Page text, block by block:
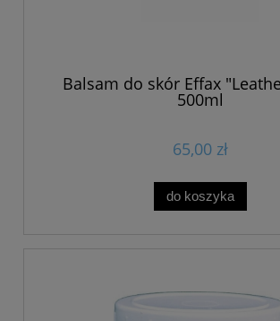
Balsam do skór Effax
500ml
65,00 zł
do koszyka